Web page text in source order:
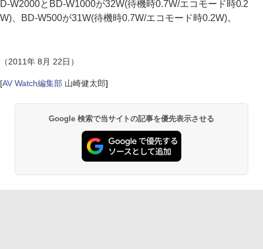
D-W2000とBD-W1000が32W(待機時0.7W/エコモード時0.2
W)、BD-W500が31W(待機時0.7W/エコモード時0.2W)。
（2011年 8月 22日）
[AV Watch編集部 山崎健太郎]
Google 検索で当サイトの記事を優先表示させる